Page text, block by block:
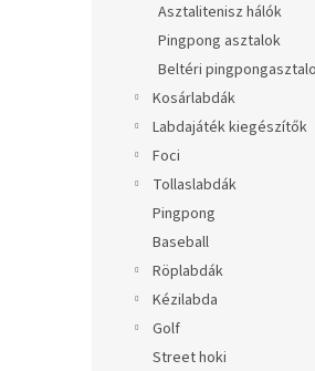
Asztalitenisz hálók
Pingpong asztalok
Beltéri
Kosárlabdák
Labdajáték kiegészítők
Foci
Tollaslabdák
Pingpong
Baseball
Röplabdák
Kézilabda
Golf
Street hoki